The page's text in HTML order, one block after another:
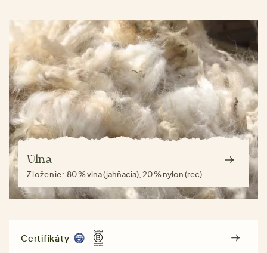
Vlna
Zloženie: 80 % vlna (jahňacia), 20 % nylon (rec)
Certifikáty